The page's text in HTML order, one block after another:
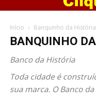
Início Banquinho da História
BANQUINHO
Banco da História
Toda cidade é
sua marca. O Banco